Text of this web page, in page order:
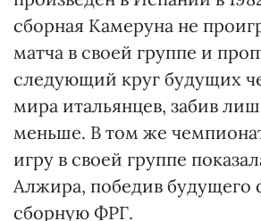
сборная Камеруна не
матча в своей группе и
следующий круг будущих
мира итальянцев, забив
меньше. В том же
игру в своей группе
Алжира, победив будущего
сборную ФРГ.